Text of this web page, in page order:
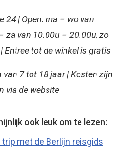
24 | Open: ma – wo van
za van 10.00u – 20.00u, zo
Entree tot de winkel is gratis
van 7 tot 18 jaar | Kosten zijn
via de website
ook leuk om te lezen:
met de Berlijn reisgids